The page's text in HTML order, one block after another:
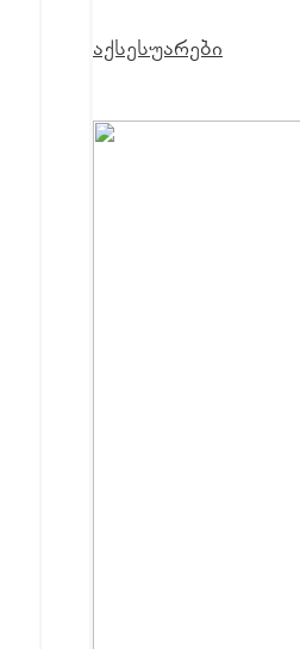
აქსესუარები